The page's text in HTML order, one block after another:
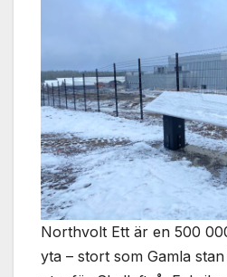
Northvolt Ett är en 500
yta – stort som Gamla